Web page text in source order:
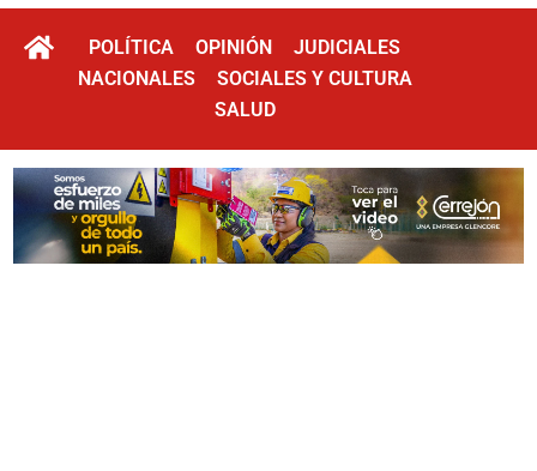
POLÍTICA OPINIÓN
JUDICIALES
NACIONALES
SOCIALES Y CULTURA
SALUD